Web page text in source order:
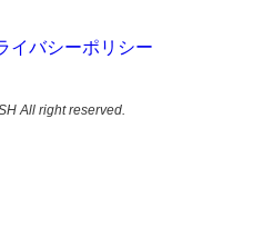
イバシーポリシー
All right reserved.